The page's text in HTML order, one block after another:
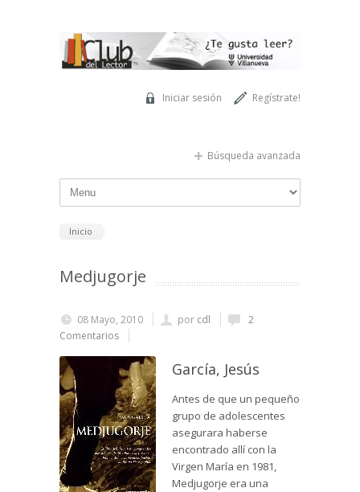
Regístrate!
Iniciar sesión
Búsqueda avanzada
Inicio
Medjugorje
08 Mayo, 2010 por cdl
2
Comentarios
García, Jesús
Antes de que un pequeño
grupo de adolescentes
asegurara haberse
encontrado allí con la
Virgen María en 1981,
Medjugorje era una